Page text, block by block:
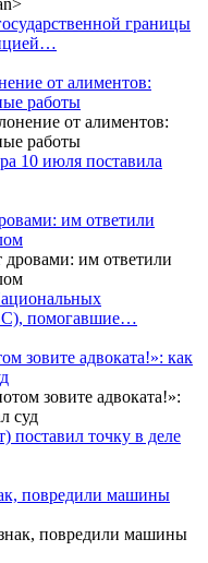
границы
от алиментов:
работы
10 июля поставила
им ответили
помогавшие…
зовите адвоката!»: как
поставил точку в деле
повредили машины